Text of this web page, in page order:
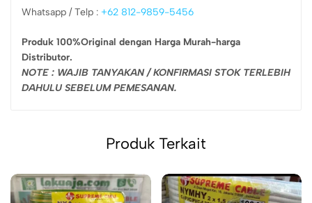
Whatsapp / Telp : +62 812-9859-5456
Produk 100%Original dengan Harga Murah-harga
Distributor.
NOTE : WAJIB TANYAKAN / KONFIRMASI STOK TERLEBIH
DAHULU SEBELUM PEMESANAN.
Produk Terkait